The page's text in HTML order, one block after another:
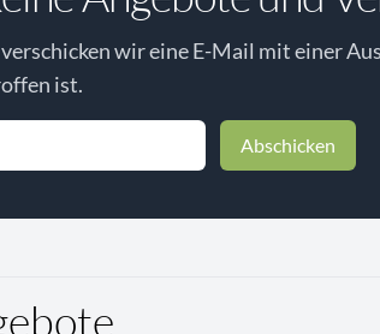
wir eine E-Mail mit einer
ist.
Abschicken